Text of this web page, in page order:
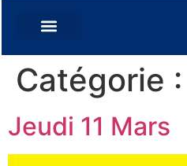
Catégorie :
Jeudi 11 Mars